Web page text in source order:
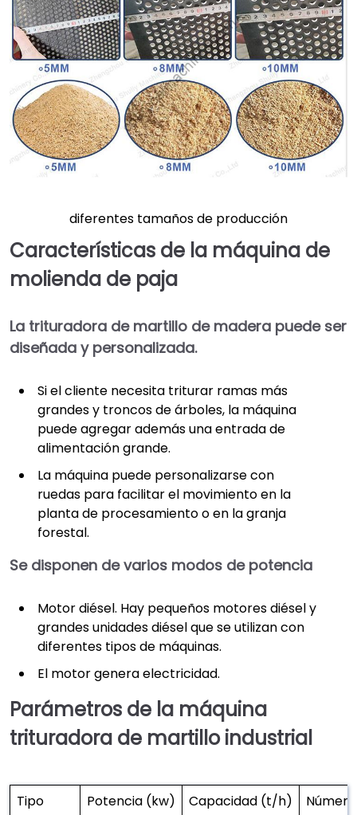
diferentes tamaños de producción
Características de la máquina de
molienda de paja
La trituradora de martillo de madera puede ser
diseñada y personalizada.
Si el cliente necesita triturar ramas más
grandes y troncos de árboles, la máquina
puede agregar además una entrada de
alimentación grande.
La máquina puede personalizarse con
ruedas para facilitar el movimiento en la
planta de procesamiento o en la granja
forestal.
Se disponen de varios modos de potencia
Motor diésel. Hay pequeños motores diésel y
grandes unidades diésel que se utilizan con
diferentes tipos de máquinas.
El motor genera electricidad.
Parámetros de la máquina
trituradora de martillo industrial
Tipo Potencia (kw) Capacidad (t/h)